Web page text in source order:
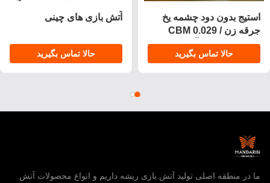
استیج بدون دود چشمه یخ
جرقه زن / 0.029 CBM
جشن تولد شمع آتش بازی
حالا تماس بگیرید
آتش بازی های چینی
حالا تماس بگیرید
ما در منطقه اصلی تولید آتش بازی ریشه داریم و انواع محصولات آتش